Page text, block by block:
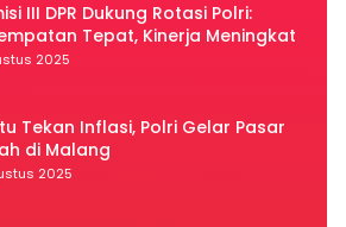
III DPR Dukung Rotasi Polri:
Tepat, Kinerja Meningkat
2025
Tekan Inflasi, Polri Gelar Pasar
di Malang
2025